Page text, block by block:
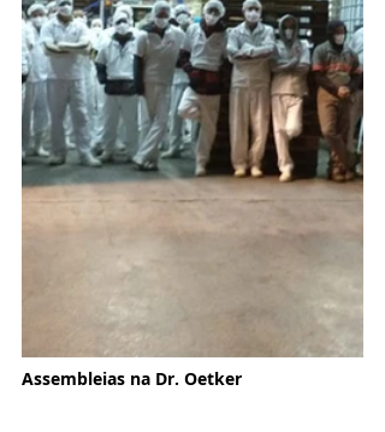
Assembleias na Dr. Oetker